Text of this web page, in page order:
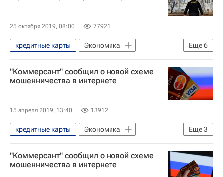
Россия
25 октября 2019, 08:00 77921
Еще6
кредитные карты
Экономика
Анатолий Аксаков
Россия
"Коммерсант" сообщил о новой схеме
мошенничества в интернете
15 апреля 2019, 13:40 13912
Еще3
кредитные карты
Экономика
Происшествия
Общество
Tele2 Россия
"Коммерсант" сообщил о новой схеме
мошенничества в интернете